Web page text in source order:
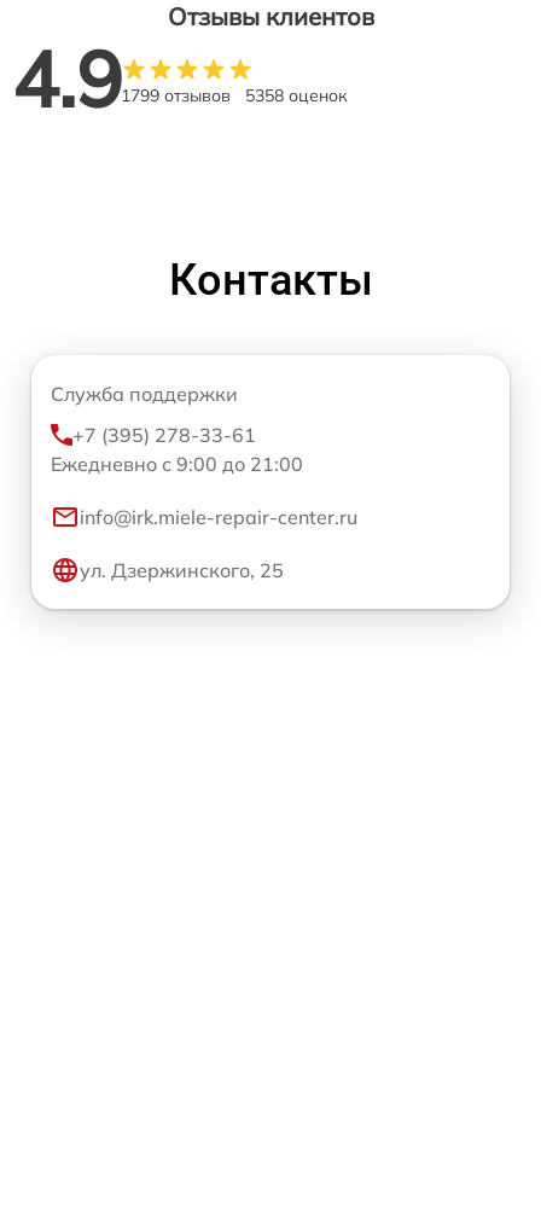
Отзывы клиентов
4.91799 отзывов 5358 оценок
Контакты
Служба поддержки
+7 (395) 278-33-61
Ежедневно с 9:00 до 21:00
info@irk.miele-repair-center.ru
ул. Дзержинского, 25